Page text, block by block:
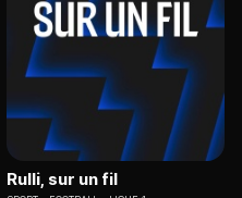
Rulli, sur un fil